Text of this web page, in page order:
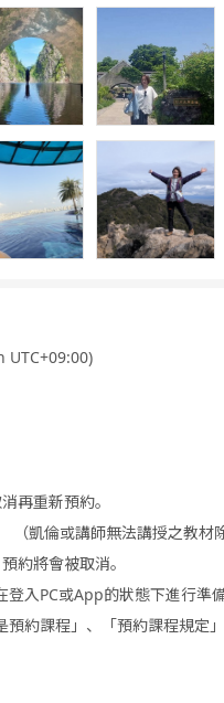
UTC+09:00)
再重新預約。
凱倫或講師無法講授之教材除
約將會被取消。
入PC或App的狀態下進行準備
約課程」、「預約課程規定」